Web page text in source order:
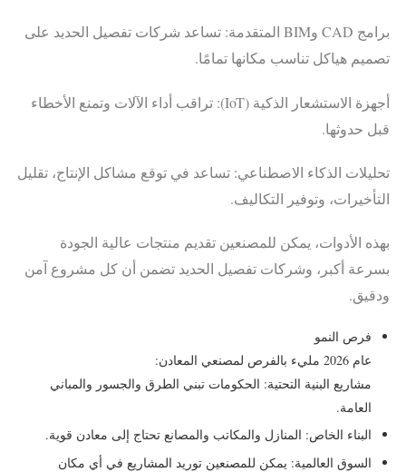
برامج CAD وBIM المتقدمة: تساعد شركات تفصيل الحديد على
تصميم هياكل تناسب مكانها تمامًا.
أجهزة الاستشعار الذكية (IoT): تراقب أداء الآلات وتمنع الأخطاء
قبل حدوثها.
تحليلات الذكاء الاصطناعي: تساعد في توقع مشاكل الإنتاج، تقليل
التأخيرات، وتوفير التكاليف.
بهذه الأدوات، يمكن للمصنعين تقديم منتجات عالية الجودة
بسرعة أكبر، وشركات تفصيل الحديد تضمن أن كل مشروع آمن
ودقيق.
فرص النمو
عام 2026 مليء بالفرص لمصنعي المعادن:
مشاريع البنية التحتية: الحكومات تبني الطرق والجسور والمباني
العامة.
البناء الخاص: المنازل والمكاتب والمصانع تحتاج إلى معادن قوية.
السوق العالمية: يمكن للمصنعين توريد المشاريع في أي مكان